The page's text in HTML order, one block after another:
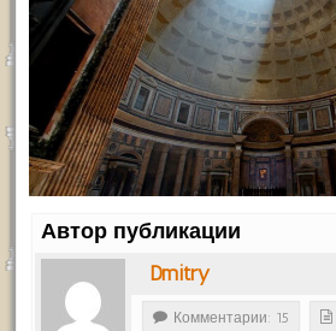
Автор публикации
Dmitry
Комментарии: 15